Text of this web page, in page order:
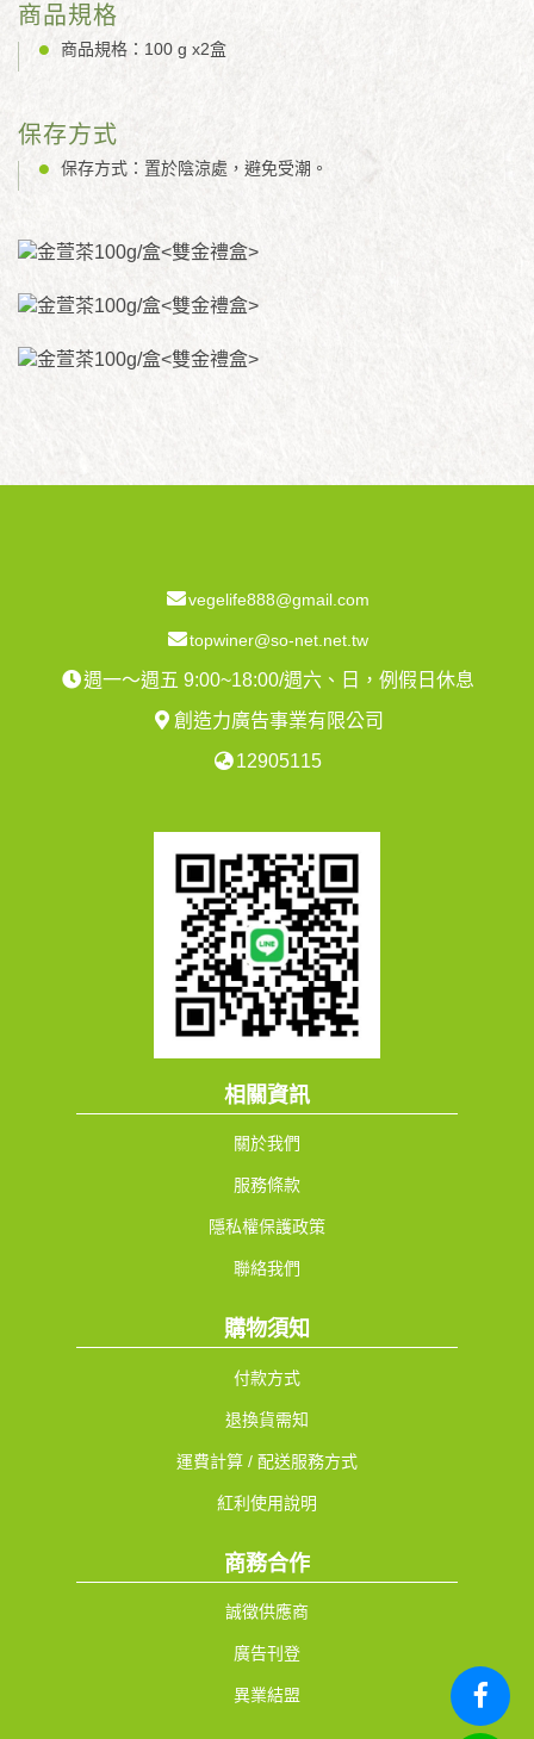
商品規格
商品規格：100 g x2盒
保存方式
保存方式：置於陰涼處，避免受潮。
vegelife888@gmail.com
topwiner@so-net.net.tw
週一～週五 9:00~18:00/週六、日，例假日休息
創造力廣告事業有限公司
12905115
相關資訊
關於我們
服務條款
隱私權保護政策
聯絡我們
購物須知
付款方式
退換貨需知
運費計算 / 配送服務方式
紅利使用說明
商務合作
誠徵供應商
廣告刊登
異業結盟